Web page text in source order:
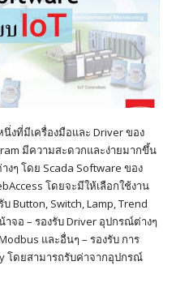
งที่มีเครื่องมือและ Driver ของ
มีความสะดวกและง่ายมากขึ้น
งๆ โดย Scada Software ของ
โดยจะมีให้เลือกใช้งาน
Button, Switch, Lamp, Trend
จอ – รองรับ Driver อุปกรณ์ต่างๆ
และอื่นๆ – รองรับ การ
โดยสามารถรับค่าจากอุปกรณ์